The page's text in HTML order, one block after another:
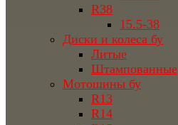
R38
15.5-38
Диски и колеса бу
Литые
Штампованные
Мотошины бу
R13
R14